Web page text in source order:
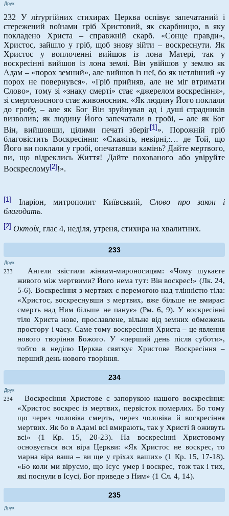
Друк
232 У літургійних стихирах Церква оспівує запечатаний і
стережений воїнами гріб Христовий, як скарбницю, в яку
покладено Христа – справжній скарб. «Сонце правди»,
Христос, зайшло у гріб, щоб знову зійти – воскреснути. Як
Христос у воплоченні вийшов із лона Матері, так у
воскресінні вийшов із лона землі. Він увійшов у землю як
Адам – «порох земний», але вийшов із неї, бо як нетлінний «у
порох не повернувся». «Гріб прийняв, але не міг втримати
Слово», тому зі «знаку смерті» стає «джерелом воскресіння»,
зі смертоносного стає живоносним. «Як людину Його поклали
до гробу, – але як Бог Він зруйнував ад і душі страдників
визволив; як людину Його запечатали в гробі, – але як Бог
Він, вийшовши, цілими печаті зберіг[1] ». Порожній гріб
благовістить Воскресіння: «Скажіть, невірні,:… де Той, що
Його ви поклали у гробі, опечатавши камінь? Дайте мертвого,
ви, що відреклись Життя! Дайте похованого або увіруйте
Воскреслому[2]!».
[1] Іларіон, митрополит Київський, Слово про закон і
благодать.
[2] Октоїх,глас 4, неділя, утреня, стихира на хвалитних.
233
Друк
233
Ангели звістили жінкам-мироносицям: «Чому шукаєте
живого між мертвими? Його нема тут: Він воскрес!» (Лк. 24,
5-6). Воскресіння з мертвих є перемогою над тлінністю тіла:
«Христос, воскреснувши з мертвих, вже більше не вмирає:
смерть над Ним більше не панує» (Рм. 6, 9). У воскресінні
тіло Христа нове, прославлене, вільне від земних обмежень
простору і часу. Саме тому воскресіння Христа – це явлення
нового творіння Божого. У «перший день після суботи»,
тобто в неділю Церква святкує Христове Воскресіння –
перший день нового творіння.
234
Друк
234
Воскресіння Христове є запорукою нашого воскресіння:
«Христос воскрес із мертвих, первісток померлих. Бо тому
що через чоловіка смерть, через чоловіка й воскресіння
мертвих. Як бо в Адамі всі вмирають, так у Христі й оживуть
всі» (1 Кр. 15, 20-23). На воскресінні Христовому
основується вся віра Церкви: «Як Христос не воскрес, то
марна віра ваша – ви ще у гріхах ваших» (1 Кр. 15, 17-18).
«Бо коли ми віруємо, що Ісус умер і воскрес, тож так і тих,
які поснули в Ісусі, Бог приведе з Ним» (1 Сл. 4, 14).
235
Друк